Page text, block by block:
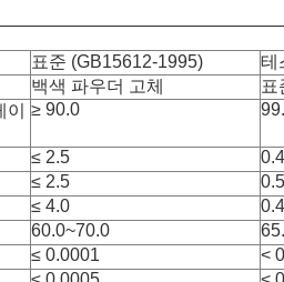
표준 (GB15612-1995)
테
백색 파우더 고체
표
≥ 90.0
≤ 2.5
≤ 2.5
≤ 4.0
60.0~70.0
≤ 0.0001
<